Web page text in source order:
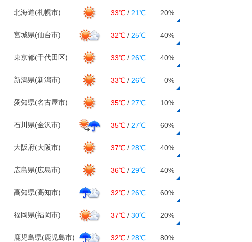
北海道(札幌市) 33℃ / 21℃ 20%
宮城県(仙台市) 32℃ / 25℃ 40%
東京都(千代田区) 33℃ / 26℃ 40%
新潟県(新潟市) 33℃ / 26℃ 0%
愛知県(名古屋市) 35℃ / 27℃ 10%
石川県(金沢市) 35℃ / 27℃ 60%
大阪府(大阪市) 37℃ / 28℃ 40%
広島県(広島市) 36℃ / 29℃ 40%
高知県(高知市) 32℃ / 26℃ 60%
福岡県(福岡市) 37℃ /30℃ 20%
鹿児島県(鹿児島市) 32℃ / 28℃ 80%